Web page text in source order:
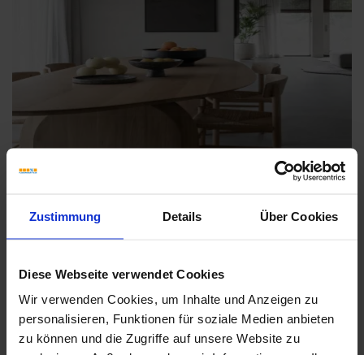
Zustimmung Details Über Cookies
Diese Webseite verwendet Cookies
Wir verwenden Cookies, um Inhalte und Anzeigen zu
personalisieren, Funktionen für soziale Medien anbieten
zu können und die Zugriffe auf unsere Website zu
Downloads